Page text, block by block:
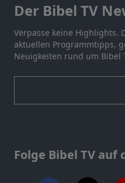
Der Bibel TV
Verpasse keine Highlights.
aktuellen Programmtipps,
Neuigkeiten rund um Bibel
Folge Bibel TV auf